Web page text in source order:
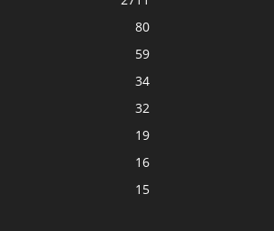
80
59
34
32
19
16
15